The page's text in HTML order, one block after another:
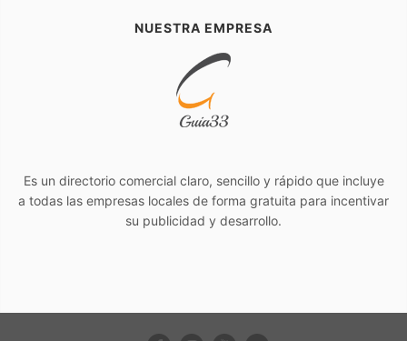
NUESTRA EMPRESA
Es un directorio comercial claro, sencillo y rápido que incluye
a todas las empresas locales de forma gratuita para incentivar
su publicidad y desarrollo.